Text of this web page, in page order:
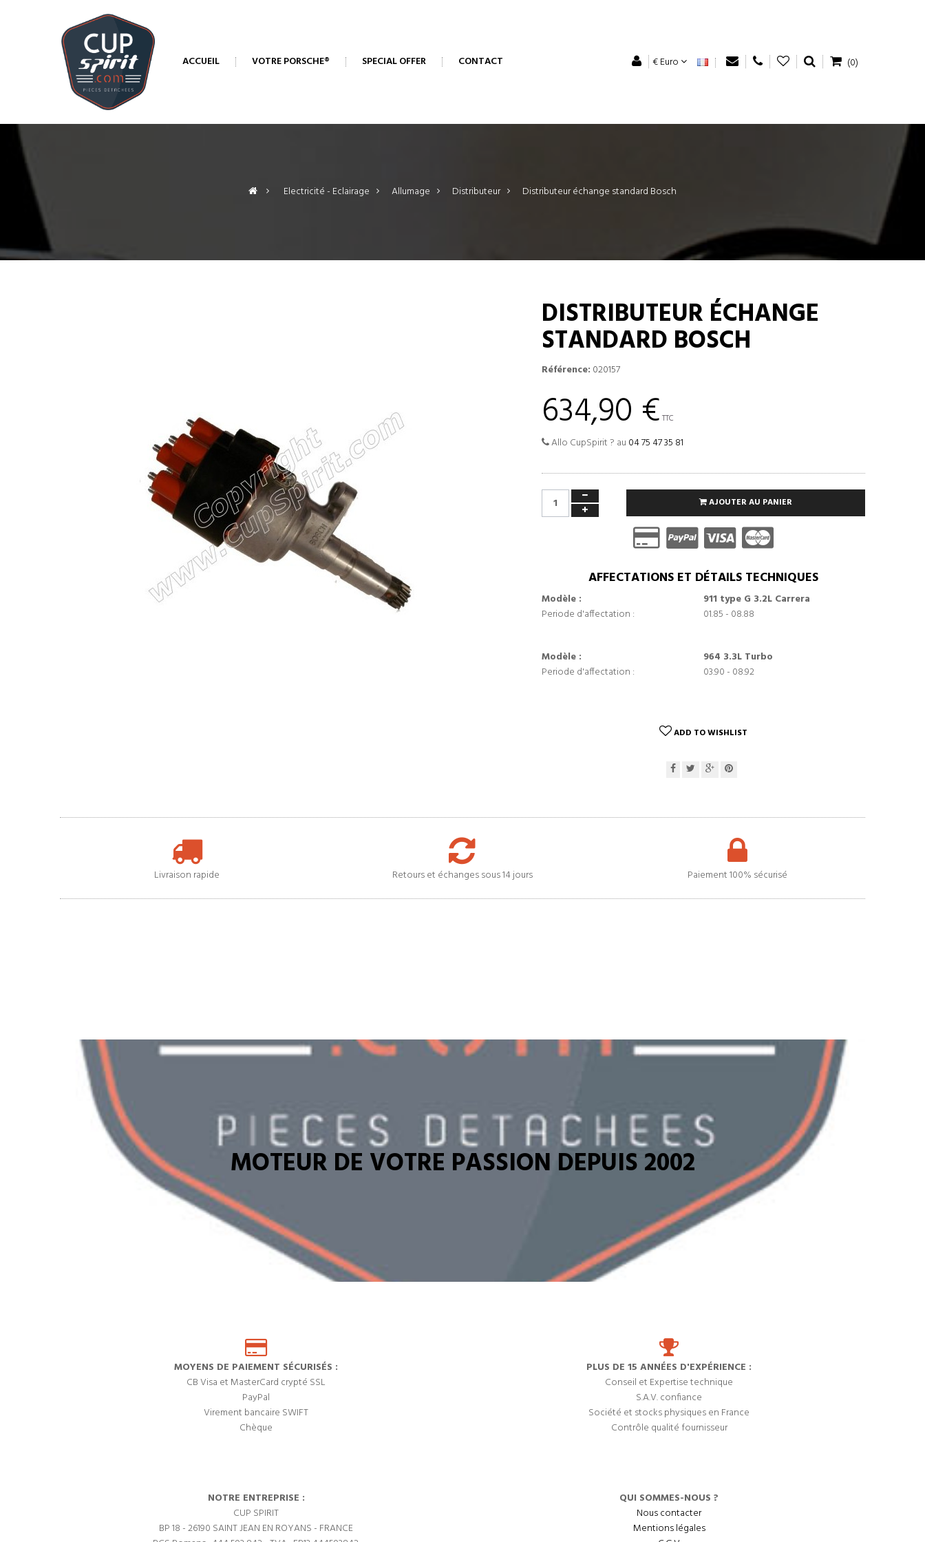
ACCUEIL VOTRE PORSCHE® SPECIAL OFFER CONTACT € Euro (0)
> Electricité - Eclairage > Allumage > Distributeur > Distributeur échange standard Bosch
DISTRIBUTEUR ÉCHANGE
STANDARD BOSCH
Référence: 020157
634,90 € TTC
Allo CupSpirit ? au 04 75 47 35 81
AJOUTER AU PANIER
AFFECTATIONS ET DÉTAILS TECHNIQUES
Modèle :
911 type G 3.2L Carrera
Periode d'affectation :
01.85 - 08.88
Modèle :
964 3.3L Turbo
Periode d'affectation :
03.90 - 08.92
ADD TO WISHLIST
Livraison rapide Retours et échanges sous 14 jours Paiement 100% sécurisé
MOTEUR DE VOTRE PASSION DEPUIS 2002
MOYENS DE PAIEMENT SÉCURISÉS :
CB Visa et MasterCard crypté SSL
PayPal
Virement bancaire SWIFT
Chèque
PLUS DE 15 ANNÉES D'EXPÉRIENCE :
Conseil et Expertise technique
S.A.V. confiance
Société et stocks physiques en France
Contrôle qualité fournisseur
NOTRE ENTREPRISE :
CUP SPIRIT
BP 18 - 26190 SAINT JEAN EN ROYANS - FRANCE
QUI SOMMES-NOUS ?
Nous contacter
Mentions légales